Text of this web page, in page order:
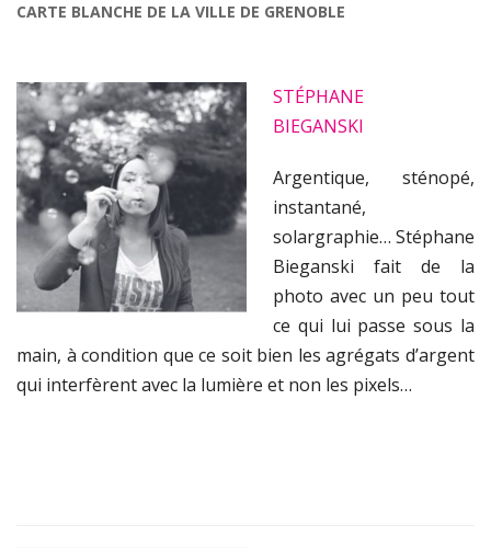
CARTE BLANCHE DE LA VILLE DE GRENOBLE
STÉPHANE
BIEGANSKI
Argentique, sténopé,
instantané,
solargraphie… Stéphane
Bieganski fait de la
photo avec un peu tout
ce qui lui passe sous la
main, à condition que ce soit bien les agrégats d’argent
qui interfèrent avec la lumière et non les pixels…